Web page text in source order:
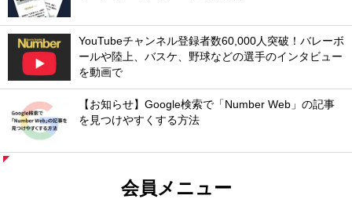
YouTubeチャンネル登録者数60,000人突破！バレーボ
ールや陸上、バスケ、野球などの選手のインタビュー
を動画で
【お知らせ】Google検索で「Number Web」の記事
を見つけやすくする方法
会員メニュー